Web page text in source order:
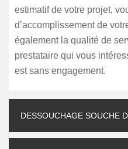
estimatif de votre projet,
d’accomplissement de
également la qualité de
prestataire qui vous
est sans engagement.
DESSOUCHAGE SOUCHE